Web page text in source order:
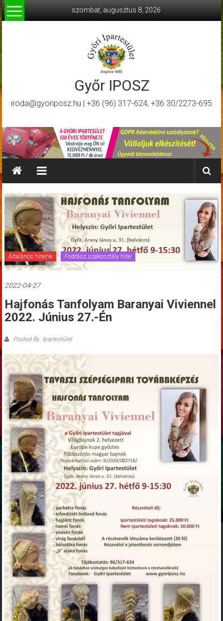
Skip
to
content
szombat, augusztus 8, 2026
Győr IPOSZ
iroda@gyoriposz.hu | +36 (96) 317-624, +36 30/2273-695
Általános híreink Fodrász szakosztály hírei
2022-04-27
Hajfonás Tanfolyam Baranyai Viviennel
2022. Június 27.-Én
Posted By: Ipartestület